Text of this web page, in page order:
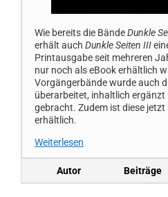
Wie bereits die BändeDunkle
erhält auch Dunkle Seiten III
Printausgabe seit mehreren
nur noch als eBook erhältlich
Vorgängerbände wurde auch
überarbeitet, inhaltlich ergänzt
gebracht. Zudem ist diese
erhältlich.
Weiterlesen
Autor Beiträge